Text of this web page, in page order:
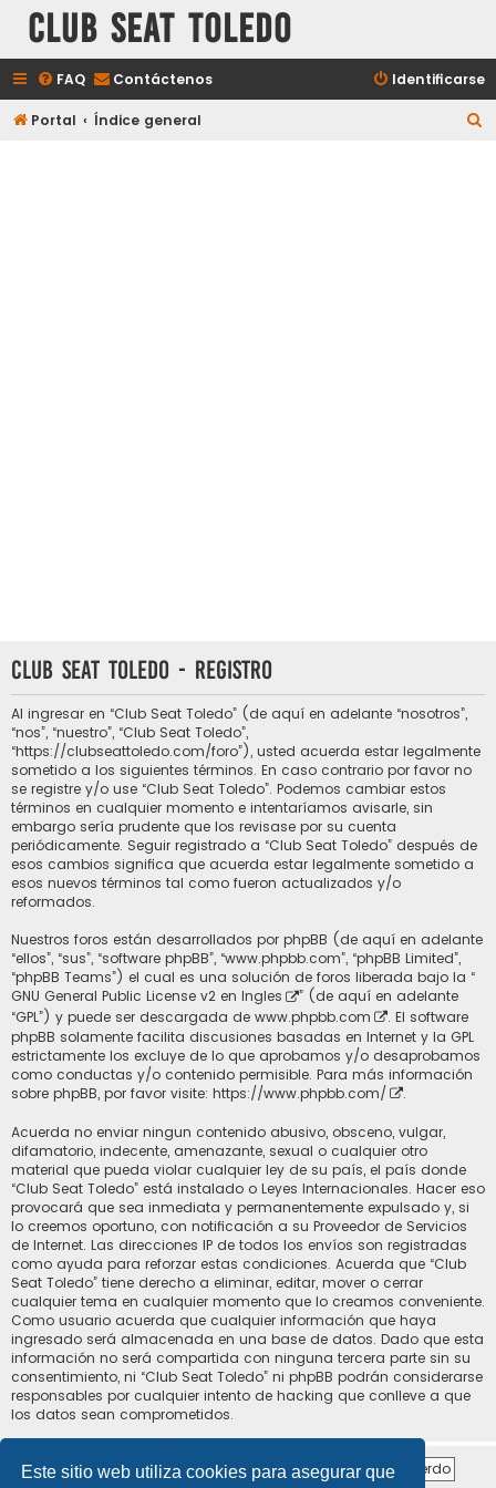
Este sitio web utiliza cookies para asegurar que
Club Seat Toledo
FAQ Contáctenos Identificarse
Portal Índice general
Club Seat Toledo - Registro
Al ingresar en “Club Seat Toledo” (de aquí en adelante “nosotros”,
“nos”, “nuestro”, “Club Seat Toledo”,
“https://clubseattoledo.com/foro”), usted acuerda estar legalmente
sometido a los siguientes términos. En caso contrario por favor no
se registre y/o use “Club Seat Toledo”. Podemos cambiar estos
términos en cualquier momento e intentaríamos avisarle, sin
embargo sería prudente que los revisase por su cuenta
periódicamente. Seguir registrado a “Club Seat Toledo” después de
esos cambios significa que acuerda estar legalmente sometido a
esos nuevos términos tal como fueron actualizados y/o
reformados.
Nuestros foros están desarrollados por phpBB (de aquí en adelante
“ellos”, “sus”, “software phpBB”, “www.phpbb.com”, “phpBB Limited”,
“phpBB Teams”) el cual es una solución de foros liberada bajo la “
GNU General Public License v2 en Ingles
” (de aquí en adelante
“GPL”) y puede ser descargada de www.phpbb.com
. El software
phpBB solamente facilita discusiones basadas en Internet y la GPL
estrictamente los excluye de lo que aprobamos y/o desaprobamos
como conductas y/o contenido permisible. Para más información
sobre phpBB, por favor visite: https://www.phpbb.com/ .
Acuerda no enviar ningun contenido abusivo, obsceno, vulgar,
difamatorio, indecente, amenazante, sexual o cualquier otro
material que pueda violar cualquier ley de su país, el país donde
“Club Seat Toledo” está instalado o Leyes Internacionales. Hacer eso
provocará que sea inmediata y permanentemente expulsado y, si
lo creemos oportuno, con notificación a su Proveedor de Servicios
de Internet. Las direcciones IP de todos los envíos son registradas
como ayuda para reforzar estas condiciones. Acuerda que “Club
Seat Toledo” tiene derecho a eliminar, editar, mover o cerrar
cualquier tema en cualquier momento que lo creamos conveniente.
Como usuario acuerda que cualquier información que haya
ingresado será almacenada en una base de datos. Dado que esta
información no será compartida con ninguna tercera parte sin su
consentimiento, ni “Club Seat Toledo” ni phpBB podrán considerarse
responsables por cualquier intento de hacking que conlleve a que
los datos sean comprometidos.